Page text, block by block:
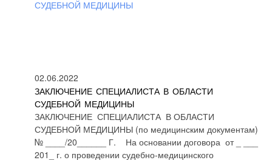
02.06.2022
ЗАКЛЮЧЕНИЕ СПЕЦИАЛИСТА В ОБЛАСТИ
СУДЕБНОЙ МЕДИЦИНЫ
ЗАКЛЮЧЕНИЕ СПЕЦИАЛИСТА В ОБЛАСТИ
СУДЕБНОЙ МЕДИЦИНЫ (по медицинским документам)
№ ____/20______ Г. На основании договора от _ ___
201_ г. о проведении судебно-медицинского